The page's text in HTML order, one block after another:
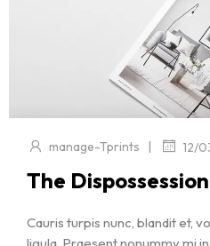
manage-Tprints | 12/
The
Cauris turpis nunc, blandit et,